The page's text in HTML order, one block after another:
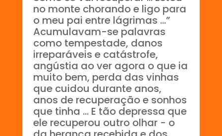
no monte chorando e ligo para
o meu pai entre lágrimas ...”
Acumulavam-se palavras
como tempestade, danos
irreparáveis ​​e catástrofe,
angústia ao ver agora o que ia
muito bem, perda das vinhas
que cuidou durante anos,
anos de recuperação e sonhos
que tinha ... E tão depressa que
ele recuperou outro olhar - o